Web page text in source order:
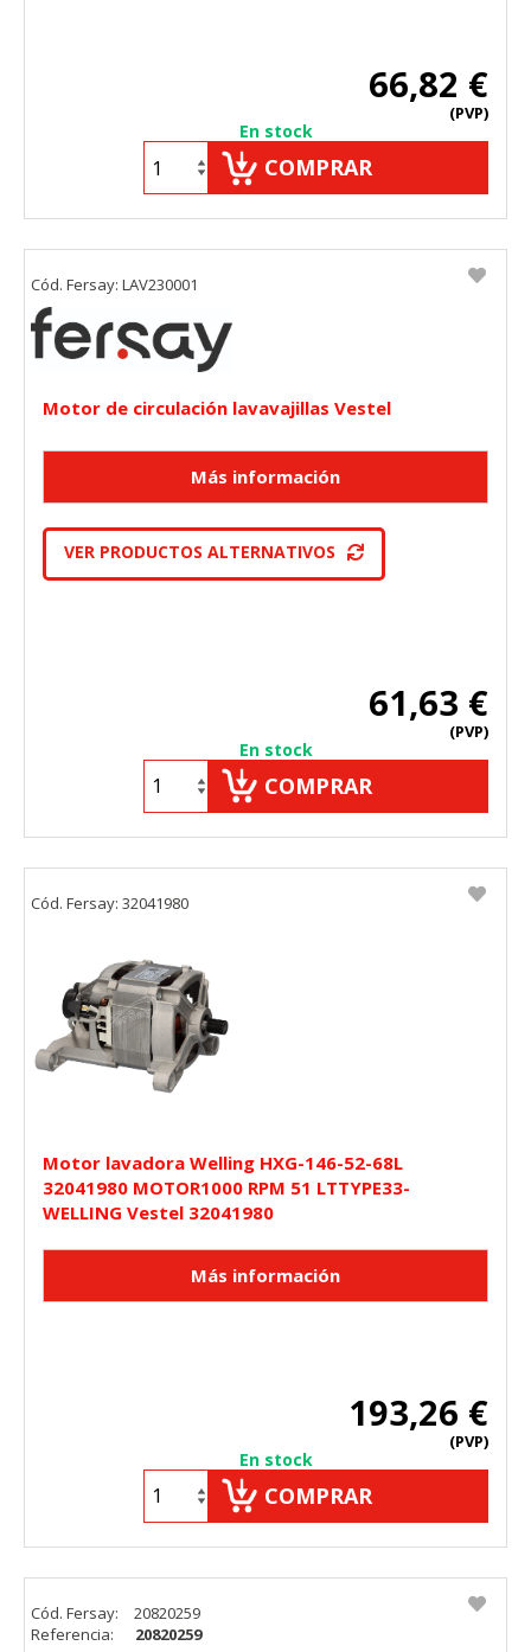
66,82 €
(PVP)
En stock
COMPRAR
Motor de circulación lavavajillas Vestel
VER PRODUCTOS ALTERNATIVOS
61,63 €
(PVP)
En stock
COMPRAR
Cód. Fersay: LAV230001
Motor lavadora Welling HXG-146-52-68L
32041980 MOTOR1000 RPM 51 LTTYPE33-
WELLING Vestel 32041980
193,26 €
(PVP)
En stock
COMPRAR
Cód. Fersay: 32041980
Cód. Fersay:
20820259
Referencia:
20820259